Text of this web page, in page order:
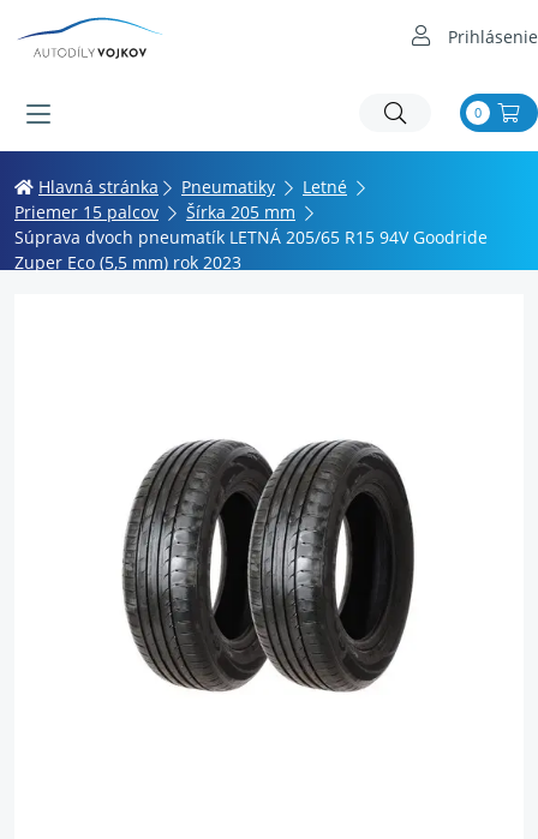
Prihlásenie
0
Hlavná stránka Pneumatiky
Letné
Priemer 15 palcov
Šírka 205 mm
Súprava dvoch pneumatík LETNÁ 205/65 R15 94V Goodride
Zuper Eco (5,5 mm) rok 2023